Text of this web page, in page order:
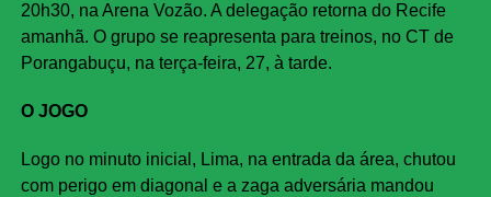
20h30, na Arena Vozão. A delegação retorna do Recife
amanhã. O grupo se reapresenta para treinos, no CT de
Porangabuçu, na terça-feira, 27, à tarde.
O JOGO
Logo no minuto inicial, Lima, na entrada da área, chutou
com perigo em diagonal e a zaga adversária mandou